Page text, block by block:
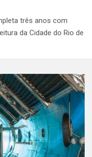
três anos com
da Cidade do Rio de